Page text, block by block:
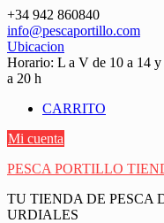
Saltar
contenido
+34 942 860840
info@pescaportillo.com
Ubicacion
Horario: L a V de 10 a 14 y
a 20 h
CARRITO
Mi cuenta
PESCA PORTILLO
TU TIENDA DE PESCA
URDIALES